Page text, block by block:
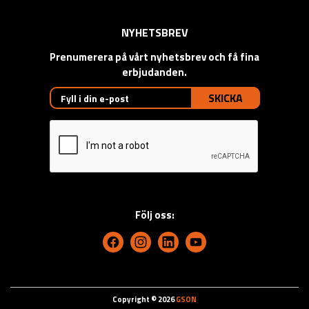
NYHETSBREV
Prenumerera på vårt nyhetsbrev och få fina
erbjudanden.
SKICKA
Följ oss:
Copyright © 2026GSON